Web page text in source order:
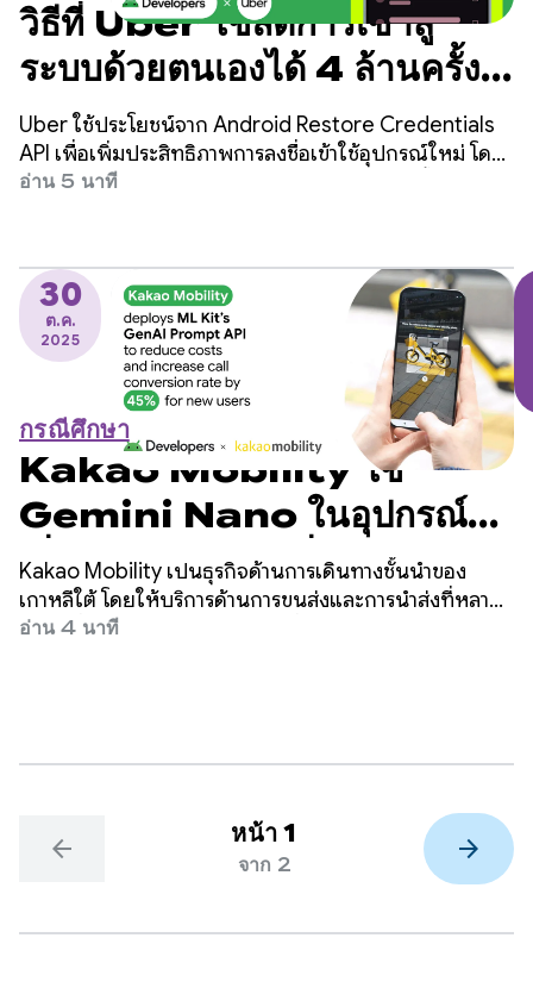
วิธีที่ Uber ใช้ลดการเข้าสู่
ระบบด้วยตนเองได้ 4 ล้านครั้ง
ต่อปีด้วย Restore
Credentials API
Uber ใช้ประโยชน์จาก Android Restore Credentials
API เพื่อเพิ่มประสิทธิภาพการลงชื่อเข้าใช้อุปกรณ์ใหม่ โดย
คาดว่าจะลดการเข้าสู่ระบบด้วยตนเองได้ 4 ล้านครั้งต่อปีและ
อ่าน 5 นาที
30
ต.ค.
2025
กรณีศึกษา
Kakao Mobility ใช้
Gemini Nano ในอุปกรณ์
เพื่อลดต้นทุนและเพิ่ม
Conversion จากการโทรได้
Kakao Mobility เป็นธุรกิจด้านการเดินทางชั้นนำของ
เกาหลีใต้ โดยให้บริการด้านการขนส่งและการนำส่งที่หลาก
หลาย ซึ่งรวมถึงการเรียกรถแท็กซี่ การนำทาง การแชร์
อ่าน 4 นาที
arrow_back หน้า 1
จาก 2 arrow_forward